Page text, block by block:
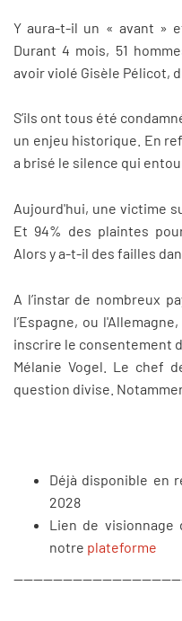
Y aura-t-il un « avant »
Durant 4 mois, 51
avoir violé Gisèle Pélicot,
S’ils ont tous été
un enjeu historique. En
a brisé le silence qui
Aujourd'hui, une victime
Et 94% des plaintes
Alors y a-t-il des failles
A l’instar de nombreux
l’Espagne, ou
inscrire le consentement
Mélanie Vogel. Le chef
question divise.
Déjà disponible en
2028
Lien de visionnage
notre plateforme